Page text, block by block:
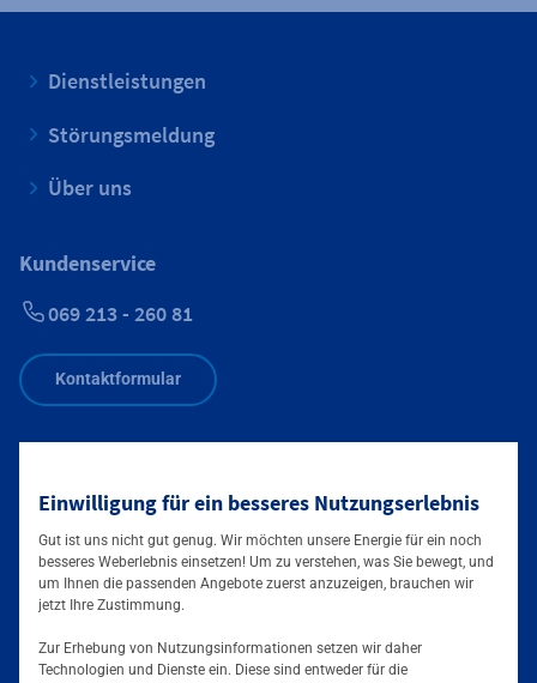
Einwilligung für ein besseres Nutzungserlebnis
Gut ist uns nicht gut genug. Wir möchten unsere Energie für ein noch
besseres Weberlebnis einsetzen! Um zu verstehen, was Sie bewegt, und
um Ihnen die passenden Angebote zuerst anzuzeigen, brauchen wir
jetzt Ihre Zustimmung.
Zur Erhebung von Nutzungsinformationen setzen wir daher
Technologien und Dienste ein. Diese sind entweder für die
Dienstleistungen
Störungsmeldung
Über uns
Kundenservice
069 213 - 260 81
Kontaktformular
069 213 - 88 11 0
Zusätzliche Informationen
Störung Strom, Gas, Wasser, Wärme
Zusätzliche Informationen